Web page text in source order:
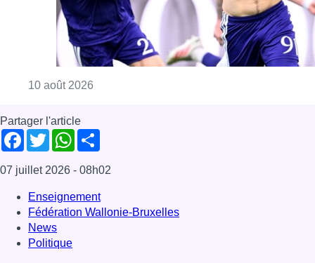
10 août 2026
Partager l'article
Facebook
TwitterWhatsApp
07 juillet 2026 - 08h02
Enseignement
Fédération Wallonie-Bruxelles
News
Politique